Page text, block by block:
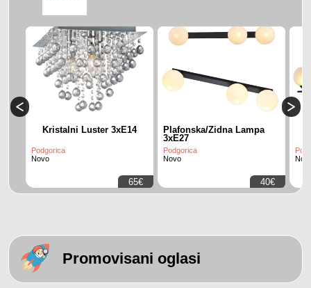
Kristalni Luster 3xE14
Podgorica
Novo
65€
Plafonska/Zidna Lampa
3xE27
Podgorica
Novo
40€
Promovisani oglasi